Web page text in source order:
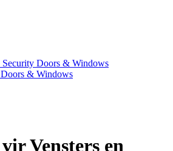
Security Doors & Windows
& Windows
Vensters en